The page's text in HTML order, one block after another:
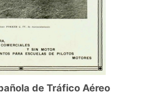
de Tráfico Aéreo